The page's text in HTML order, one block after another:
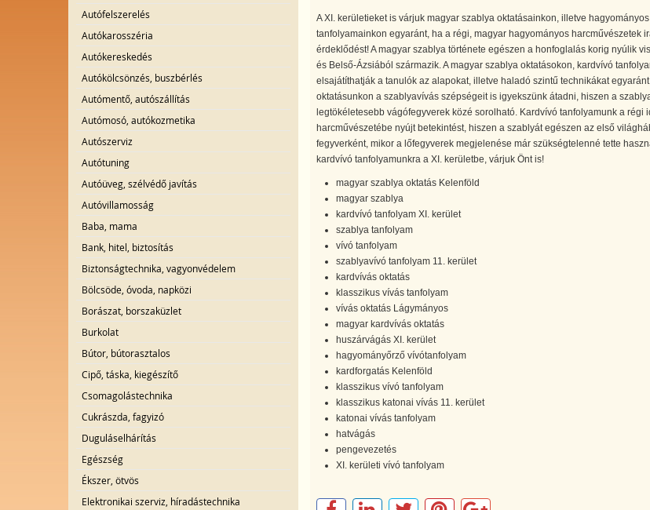
Autófelszerelés
Autókarosszéria
Autókereskedés
Autókölcsönzés, buszbérlés
Autómentő, autószállítás
Autómosó, autókozmetika
Autószerviz
Autótuning
Autóüveg, szélvédő javítás
Autóvillamosság
Baba, mama
Bank, hitel, biztosítás
Biztonságtechnika, vagyonvédelem
Bölcsöde, óvoda, napközi
Borászat, borszaküzlet
Burkolat
Bútor, bútorasztalos
Cipő, táska, kiegészítő
Csomagolástechnika
Cukrászda, fagyizó
Duguláselhárítás
Egészség
Ékszer, ötvös
Elektronikai szerviz, híradástechnika
A XI. kerületieket is várjuk magyar szablya oktatásainkon, illetve
tanfolyamainkon egyaránt, ha a régi, magyar hagyományos harcművészetek
érdeklődést! A magyar szablya története egészen a honfoglalás korig nyúlik
és Belső-Ázsiából származik. A magyar szablya oktatásokon, kardvívó
elsajátíthatják a tanulók az alapokat, illetve haladó szintű technikákat
oktatásunkon a szablyavívás szépségeit is igyekszünk átadni, hiszen a
legtökéletesebb vágófegyverek közé sorolható. Kardvívó tanfolyamunk a régi
harcművészetébe nyújt betekintést, hiszen a szablyát egészen az első
fegyverként, mikor a lőfegyverek megjelenése már szükségtelenné tette
kardvívó tanfolyamunkra a XI. kerületbe, várjuk Önt is!
magyar szablya oktatás Kelenföld
magyar szablya
kardvívó tanfolyam XI. kerület
szablya tanfolyam
vívó tanfolyam
szablyavívó tanfolyam 11. kerület
kardvívás oktatás
klasszikus vívás tanfolyam
vívás oktatás Lágymányos
magyar kardvívás oktatás
huszárvágás XI. kerület
hagyományőrző vívótanfolyam
kardforgatás Kelenföld
klasszikus vívó tanfolyam
klasszikus katonai vívás 11. kerület
katonai vívás tanfolyam
hatvágás
pengevezetés
XI. kerületi vívó tanfolyam